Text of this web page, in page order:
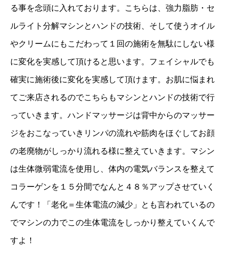
る事を念頭に入れております。こちらは、強力脂肪・セ
ルライト分解マシンとハンドの技術、そして使うオイル
やクリームにもこだわって１回の施術を無駄にしない様
に変化を実感して頂けると思います。フェイシャルでも
確実に施術後に変化を実感して頂けます。お肌に悩まれ
てご来店されるのでこちらもマシンとハンドの技術で行
っていきます。ハンドマッサージは背中からのマッサー
ジをおこなっていきリンパの流れや筋肉をほぐしてお顔
の老廃物がしっかり流れる様に整えていきます。マシン
は生体微弱電流を使用し、体内の電気バランスを整えて
コラーゲンを１５分間でなんと４８％アップさせていく
んです！「老化＝生体電流の減少」とも言われているの
でマシンの力でこの生体電流をしっかり整えていくんで
すよ！